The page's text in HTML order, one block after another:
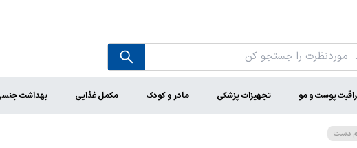
پوست و مو تجهیزات پزشکی مادر و کودک مکمل غذایی بهداشت
دست